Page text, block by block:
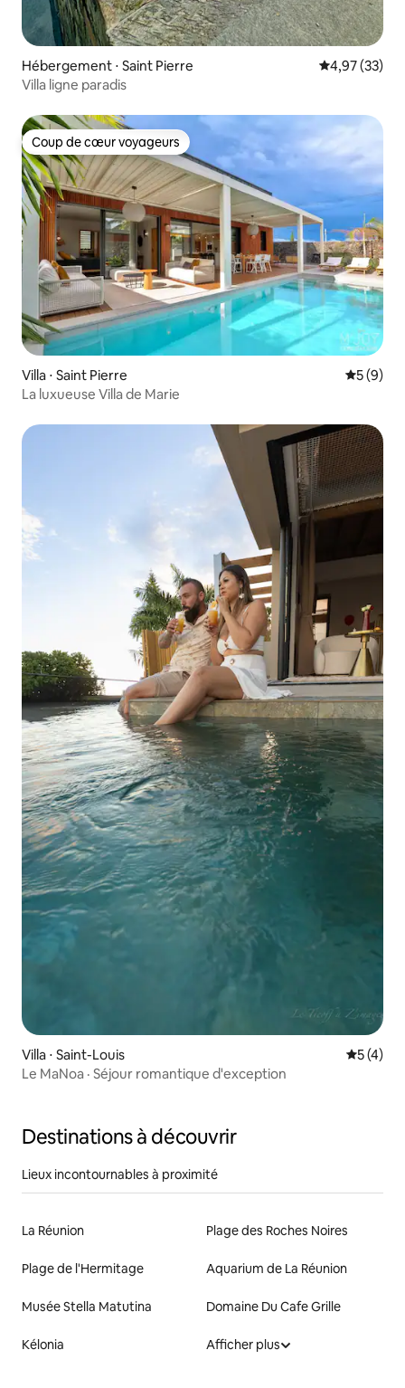
Hébergement ⋅ Saint Pierre Évaluation
4,97 (33)
Villa ligne paradis
Coup de cœur voyageurs
Coup de cœur voyageurs
Villa ⋅ Saint Pierre
5 (9)
La luxueuse Villa de Marie
Villa ⋅ Saint-Louis
5 (4)
Le MaNoa · Séjour romantique d'exception
Destinations à découvrir
Lieux incontournables à proximité
La Réunion Plage des Roches Noires
Plage de l'Hermitage Aquarium de La Réunion
Musée Stella Matutina Domaine Du Cafe Grille
Kélonia Afficher plus